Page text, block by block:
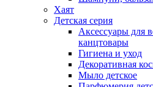
Хаят
Детская серия
Аксессуары для
канцтовары
Гигиена и уход
Декоративная
Мыло детское